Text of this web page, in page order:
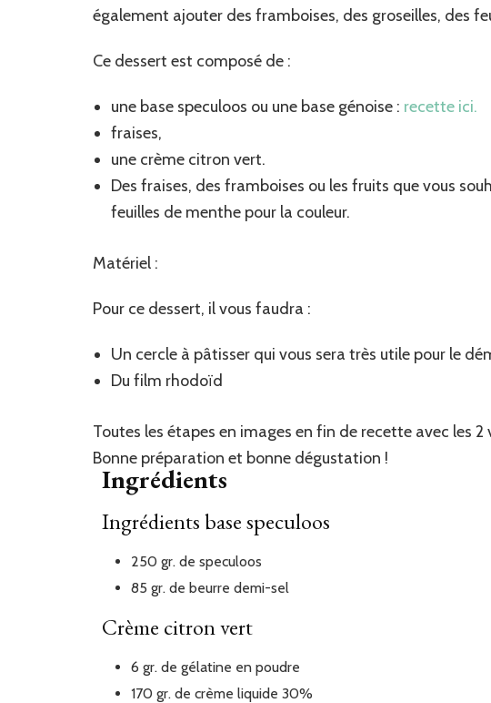
également ajouter des framboises, des groseilles, des
Ce dessert est composé de :
une base speculoos ou une base génoise : recette ici.
fraises,
une crème citron vert.
Des fraises, des framboises ou les fruits que vous
feuilles de menthe pour la couleur.
Matériel :
Pour ce dessert, il vous faudra :
Un cercle à pâtisser qui vous sera très utile pour le
Du film rhodoïd
Toutes les étapes en images en fin de recette avec les 2
Bonne préparation et bonne dégustation !
Ingrédients
Ingrédients base speculoos
250 gr. de speculoos
85 gr. de beurre demi-sel
Crème citron vert
6 gr. de gélatine en poudre
170 gr. de crème liquide 30%